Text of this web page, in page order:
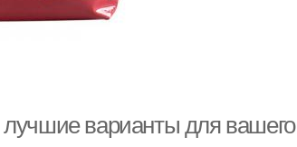
лучшие варианты для